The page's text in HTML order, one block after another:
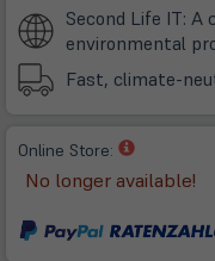
Second Life IT:
environmental
Fast, climate-
Online Store:
(öffnet
in
neuem
No longer available!